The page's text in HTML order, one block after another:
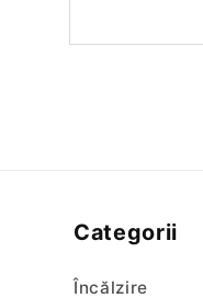
Categorii
Încălzire